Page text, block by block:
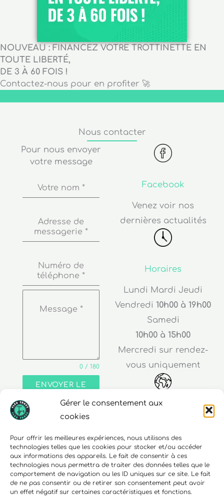
Gérer le consentement aux
cookies
Pour offrir les meilleures expériences, nous utilisons des
technologies telles que les cookies pour stocker et/ou accéder
aux informations des appareils. Le fait de consentir à ces
technologies nous permettra de traiter des données telles que le
comportement de navigation ou les ID uniques sur ce site. Le fait
de ne pas consentir ou de retirer son consentement peut avoir
un effet négatif sur certaines caractéristiques et fonctions.
NOUVEAU : FINANCEZ VOTRE TROTTINETTE EN
TOUTE LIBERTÉ,
DE 3 À 60 FOIS !
Contactez-nous pour en profiter 🚀
Nous contacter
Pour nous envoyer
votre message
Votre nom *
Adresse de
messagerie *
Numéro de
téléphone *
Message *
0 / 180
ENVOYER LE
Facebook
Venez voir nos
dernières actualités
Horaires
Lundi Mardi Jeudi
Vendredi 10h00 à 19h00
Samedi
10h00 à 15h00
Mercredi sur rendez-
vous uniquement
30 rue Edouard Richard
68000 Colmar